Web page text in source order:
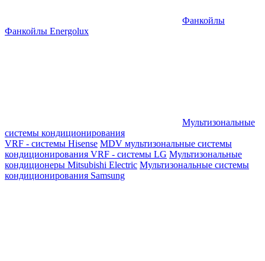
Фанкойлы
Фанкойлы Energolux
Мультизональные
системы кондиционирования
VRF - системы Hisense MDV мультизональные системы
кондиционирования VRF - системы LG Мультизональные
кондиционеры Mitsubishi Electric Мультизональные системы
кондиционирования Samsung